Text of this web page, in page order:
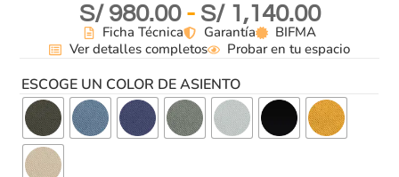
S/980.00 - S/1,140.00
Ficha Técnica Garantía
BIFMA
Ver detalles completos
Probar en tu espacio
ESCOGE UN COLOR DE ASIENTO